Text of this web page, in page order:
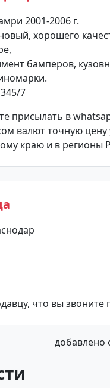
2001-2006 г.
хорошего
бамперов,
7
присылать в
валют точную
краю и в
что вы
добавлено